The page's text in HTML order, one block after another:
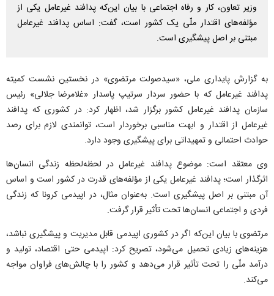
وزیر تعاون، کار و رفاه اجتماعی با بیان این‌که پدافند غیرعامل یکی از
مؤلفه‌های اقتدار ملّی یک کشور است، گفت: اساس پدافند غیرعامل
مبتنی بر اصل پیشگیری است.
به گزارش پایداری ملی، «سیدصولت مرتضوی» در نخستین نشست کمیته
پدافند غیرعامل که با حضور سردار سرتیپ پاسدار «غلامرضا جلالی» رئیس
سازمان پدافند غیرعامل کشور برگزار شد، اظهار کرد: در کشوری که پدافند
غیرعامل از اقتدار و ابهت مناسبی برخوردار است، توانمندی لازم برای رصد
حوادث احتمالی و تمهیداتی برای پیشگیری وجود دارد.
وی معتقد است: موضوع پدافند غیرعامل در لحظه‌لحظه زندگی انسان‌ها
اثرگذار است؛ پدافند غیرعامل یکی از مؤلفه‌های قدرت در کشور است و اساس
آن مبتنی بر اصل پیشگیری است. به‌عنوان مثال، در اپیدمی کرونا که زندگی
فردی و اجتماعی انسان‌ها تحت تأثیر قرار گرفت.
مرتضوی با بیان این‌که اگر در کشوری اپیدمی قابل مدیریت و پیشگیری نباشد،
هزینه‌های زیادی تحمیل می‌شود، تصریح کرد: اپیدمی حتی اقتصاد، تولید و
درآمد ملّی را تحت تأثیر قرار می‌دهد و کشور را با چالش‌های فراوان مواجه
می‌کند.